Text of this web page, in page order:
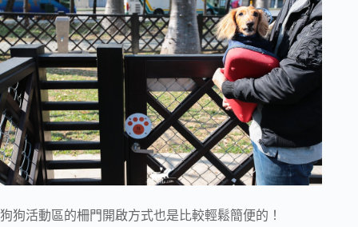
狗狗活動區的柵門開啟方式也是比較輕鬆簡便的！